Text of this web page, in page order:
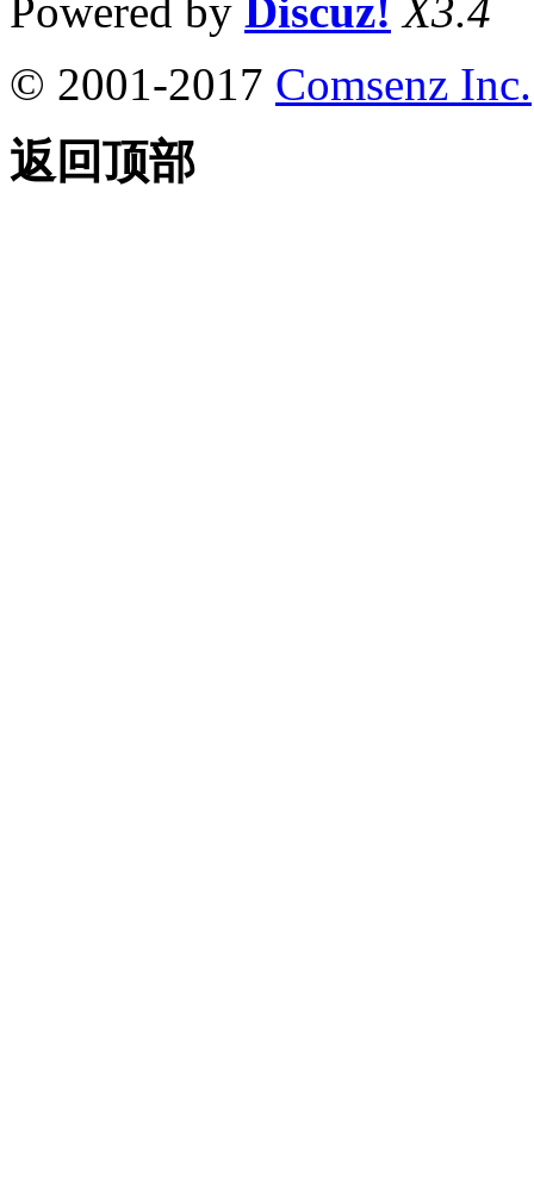
Powered by Discuz! X3.4
© 2001-2017 Comsenz Inc.
返回顶部